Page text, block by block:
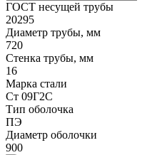
ГОСТ несущей трубы
20295
Диаметр трубы, мм
720
Стенка трубы, мм
16
Марка стали
Ст 09Г2С
Тип оболочка
ПЭ
Диаметр оболочки
900